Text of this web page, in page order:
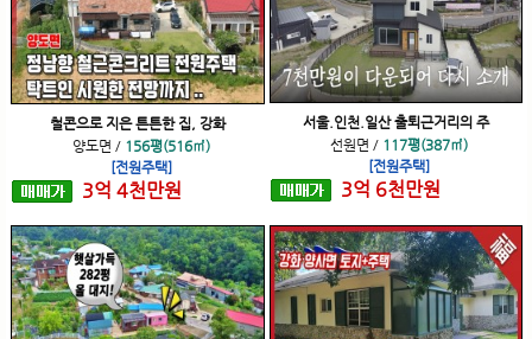
철콘으로 지은 튼튼한 집, 강화
양도면 / 156평(516㎡)
[전원주택]
3억 4천만원
서울.인천.일산 출퇴근거리의 주
선원면 / 117평(387㎡)
[전원주택]
3억 6천만원